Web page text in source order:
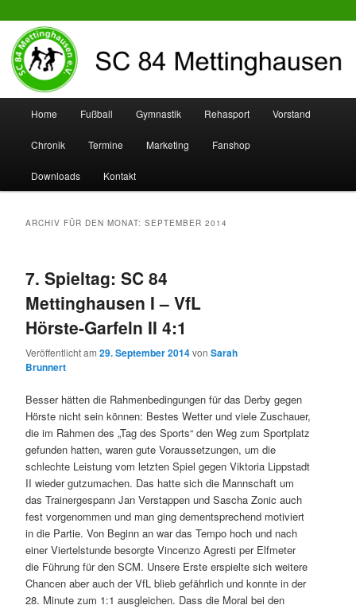
SC 84 Mettinghausen
Zum
Inhalt
wechseln
Zum
sekundären
Inhalt
wechseln
Home Fußball Gymnastik Rehasport Vorstand
Chronik Termine Marketing Fanshop
Downloads Kontakt
ARCHIV FÜR DEN MONAT:SEPTEMBER 2014
7. Spieltag: SC 84
Mettinghausen I – VfL
Hörste-Garfeln II 4:1
Veröffentlicht am29. September 2014vonSarah
Brunnert
Besser hätten die Rahmenbedingungen für das Derby gegen
Hörste nicht sein können: Bestes Wetter und viele Zuschauer,
die im Rahmen des „Tag des Sports“ den Weg zum Sportplatz
gefunden hatten, waren gute Voraussetzungen, um die
schlechte Leistung vom letzten Spiel gegen Viktoria Lippstadt
II wieder gutzumachen. Das hatte sich die Mannschaft um
das Trainergespann Jan Verstappen und Sascha Zonic auch
fest vorgenommen und man ging dementsprechend motiviert
in die Partie. Von Beginn an war das Tempo hoch und nach
einer Viertelstunde besorgte Vincenzo Agresti per Elfmeter
die Führung für den SCM. Unsere Erste erspielte sich weitere
Chancen aber auch der VfL blieb gefährlich und konnte in der
28. Minute zum 1:1 ausgleichen. Dass die Moral bei den